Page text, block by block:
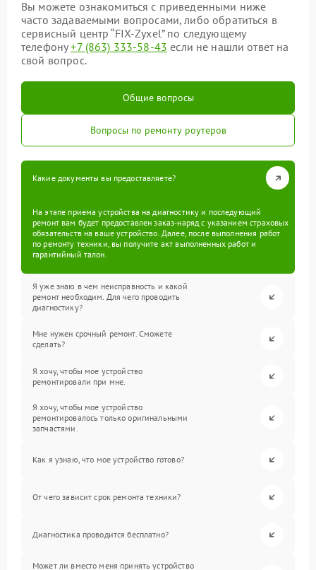
Вы можете ознакомиться с приведенными ниже
часто задаваемыми вопросами, либо обратиться в
сервисный центр “FIX-Zyxel” по следующему
телефону+7 (863) 333-58-43 если не нашли ответ на
свой вопрос.
Общие вопросы
Вопросы по ремонту роутеров
Какие документы вы предоставляете?
На этапе приема устройства на диагностику и последующий
ремонт вам будет предоставлен заказ-наряд с указанием страховых
обязательств на ваше устройство. Далее, после выполнения работ
по ремонту техники, вы получите акт выполненных работ и
гарантийный талон.
Я уже знаю в чем неисправность и какой
ремонт необходим. Для чего проводить
диагностику?
Мне нужен срочный ремонт. Сможете
сделать?
Я хочу, чтобы мое устройство
ремонтировали при мне.
Я хочу, чтобы мое устройство
ремонтировалось только оригинальными
запчастями.
Как я узнаю, что мое устройство готово?
От чего зависит срок ремонта техники?
Диагностика проводится бесплатно?
Может ли вместо меня принять устройство